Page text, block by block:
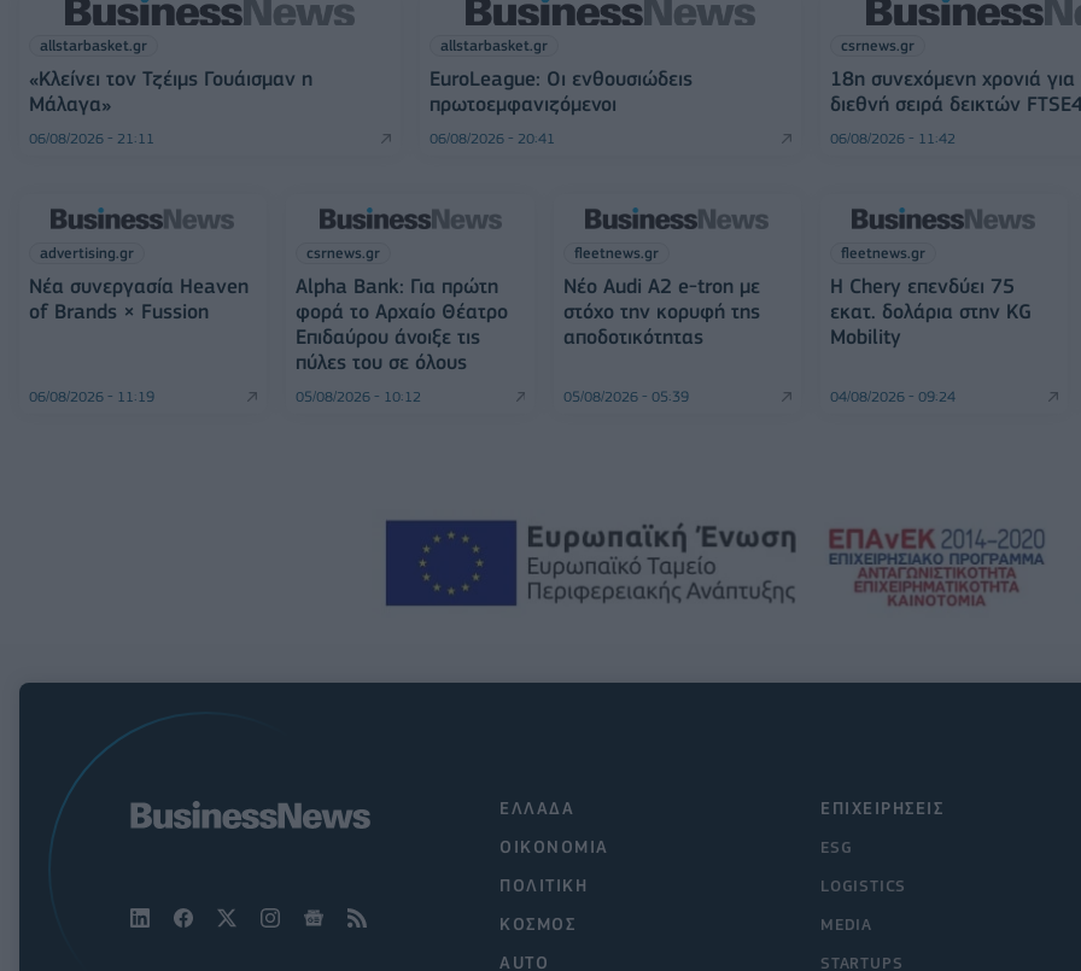
allstarbasket.gr
«Κλείνει τον Τζέιμς Γουάισμαν η
Μάλαγα»
06/08/2026 - 21:11
allstarbasket.gr
EuroLeague: Οι ενθουσιώδεις
πρωτοεμφανιζόμενοι
06/08/2026 - 20:41
csrnews.gr
18η συνεχόμενη χρονιά
διεθνή σειρά δεικτών
06/08/2026 - 11:42
advertising.gr
Νέα συνεργασία Heaven
of Brands × Fussion
06/08/2026 - 11:19
csrnews.gr
Alpha Bank: Για πρώτη
φορά το Αρχαίο Θέατρο
Επιδαύρου άνοιξε τις
πύλες του σε όλους
05/08/2026 - 10:12
fleetnews.gr
Νέο Audi A2 e-tron με
στόχο την κορυφή της
αποδοτικότητας
05/08/2026 - 05:39
fleetnews.gr
Η Chery επενδύει 75
εκατ. δολάρια στην KG
Mobility
04/08/2026 - 09:24
ΕΠΙΧΕΙΡΗΣΕΙΣ
ESG
LOGISTICS
MEDIA
STARTUPS
ΕΛΛΑΔΑ
ΟΙΚΟΝΟΜΙΑ
ΠΟΛΙΤΙΚΗ
ΚΟΣΜΟΣ
AUTO